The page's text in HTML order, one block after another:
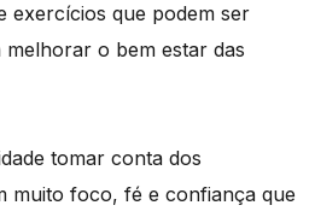
exercícios que podem ser
o bem estar das
tomar conta dos
muito foco, fé e confiança que